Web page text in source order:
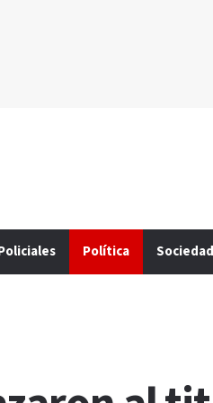
Política Sociedad